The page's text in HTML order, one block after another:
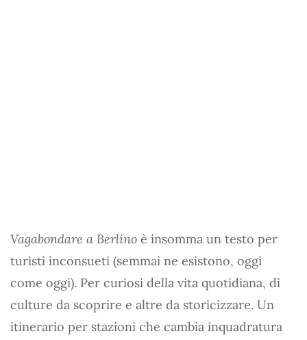
Vagabondare a Berlino è insomma un testo per
turisti inconsueti (semmai ne esistono, oggi
come oggi). Per curiosi della vita quotidiana, di
culture da scoprire e altre da storicizzare. Un
itinerario per stazioni che cambia inquadratura